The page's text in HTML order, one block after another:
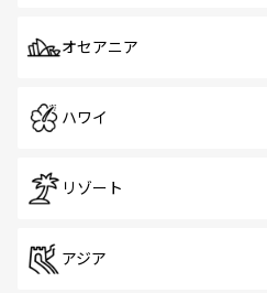
オセアニア
ハワイ
リゾート
アジア